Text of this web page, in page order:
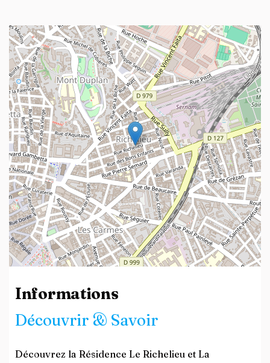
+
−
Leaflet| ©OpenStreetMapcontributors
Informations
Découvrir & Savoir
Découvrez la Résidence Le Richelieu et La